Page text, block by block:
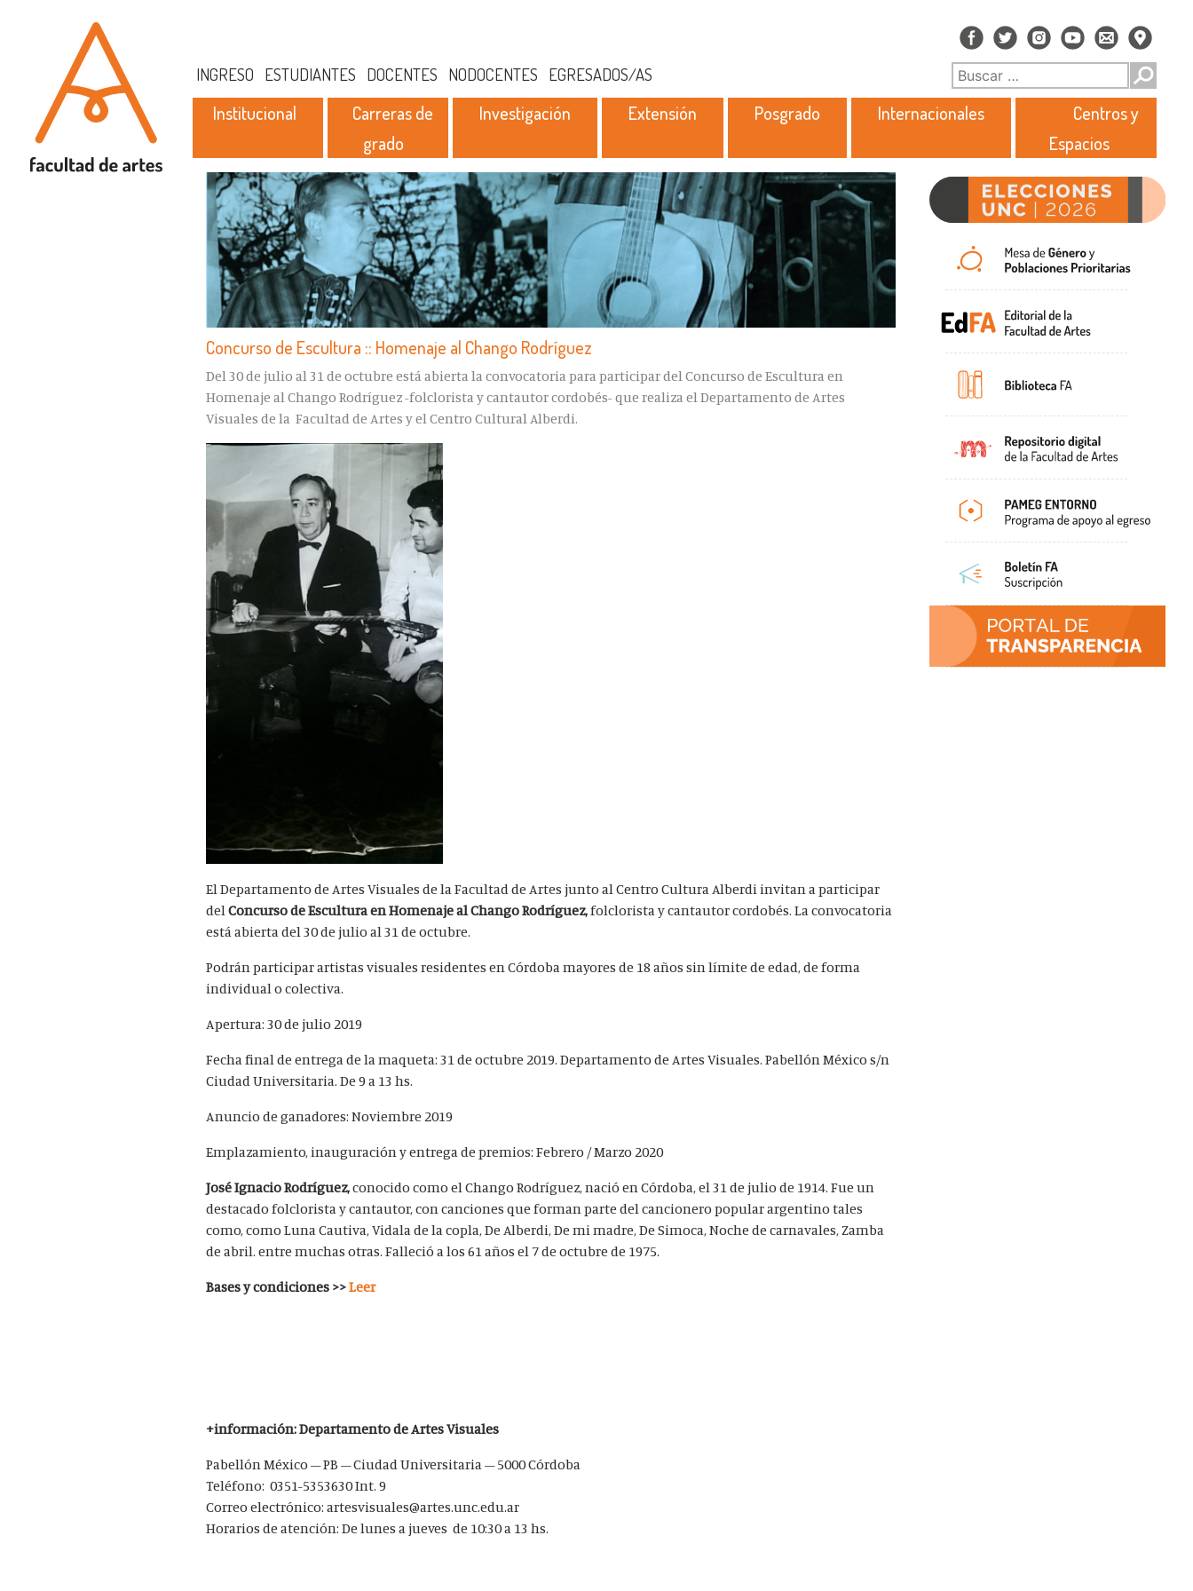
INGRESO ESTUDIANTES DOCENTES NODOCENTES EGRESADOS/AS
Institucional
Carreras de
grado
Investigación Extensión Posgrado Internacionales
Centros y
Espacios
Concurso de Escultura :: Homenaje al Chango Rodríguez
Del 30 de julio al 31 de octubre está abierta la convocatoria para participar del Concurso de Escultura en
Homenaje al Chango Rodríguez -folclorista y cantautor cordobés- que realiza el Departamento de Artes
Visuales de la Facultad de Artes y el Centro Cultural Alberdi.
El Departamento de Artes Visuales de la Facultad de Artes junto al Centro Cultura Alberdi invitan a participar
delConcurso de Escultura en Homenaje al Chango Rodríguez,folclorista y cantautor cordobés. La convocatoria
está abierta del 30 de julio al 31 de octubre.
Podrán participar artistas visuales residentes en Córdoba mayores de 18 años sin límite de edad, de forma
individual o colectiva.
Apertura: 30 de julio 2019
Fecha final de entrega de la maqueta: 31 de octubre 2019. Departamento de Artes Visuales. Pabellón México s/n
Ciudad Universitaria. De 9 a 13 hs.
Anuncio de ganadores: Noviembre 2019
Emplazamiento, inauguración y entrega de premios: Febrero / Marzo 2020
José Ignacio Rodríguez,conocido como el Chango Rodríguez, nació en Córdoba, el 31 de julio de 1914. Fue un
destacado folclorista y cantautor, con canciones que forman parte del cancionero popular argentino tales
como, como Luna Cautiva, Vidala de la copla, De Alberdi, De mi madre, De Simoca, Noche de carnavales, Zamba
de abril. entre muchas otras. Falleció a los 61 años el 7 de octubre de 1975.
Bases y condiciones >>Leer
+información: Departamento de Artes Visuales
Pabellón México – PB – Ciudad Universitaria – 5000 Córdoba
Teléfono: 0351-5353630 Int. 9
Correo electrónico: artesvisuales@artes.unc.edu.ar
Horarios de atención: De lunes a jueves de 10:30 a 13 hs.